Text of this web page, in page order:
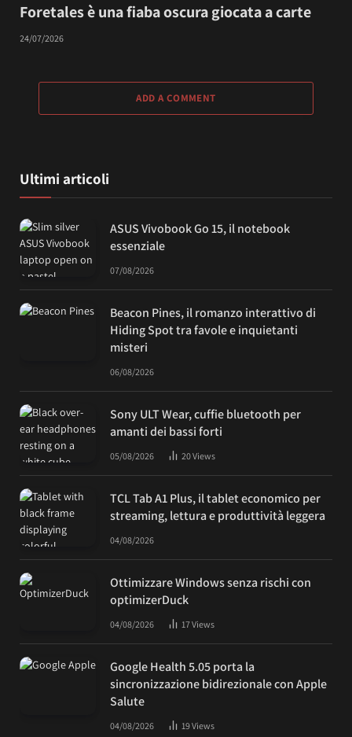
Foretales è una fiaba oscura giocata a carte
24/07/2026
ADD A COMMENT
Ultimi articoli
ASUS Vivobook Go 15, il notebook
essenziale
07/08/2026
Beacon Pines, il romanzo interattivo di
Hiding Spot tra favole e inquietanti
misteri
06/08/2026
Sony ULT Wear, cuffie bluetooth per
amanti dei bassi forti
05/08/2026 20Views
TCL Tab A1 Plus, il tablet economico per
streaming, lettura e produttività leggera
04/08/2026
Ottimizzare Windows senza rischi con
optimizerDuck
04/08/2026 17Views
Google Health 5.05 porta la
sincronizzazione bidirezionale con Apple
Salute
04/08/2026 19Views